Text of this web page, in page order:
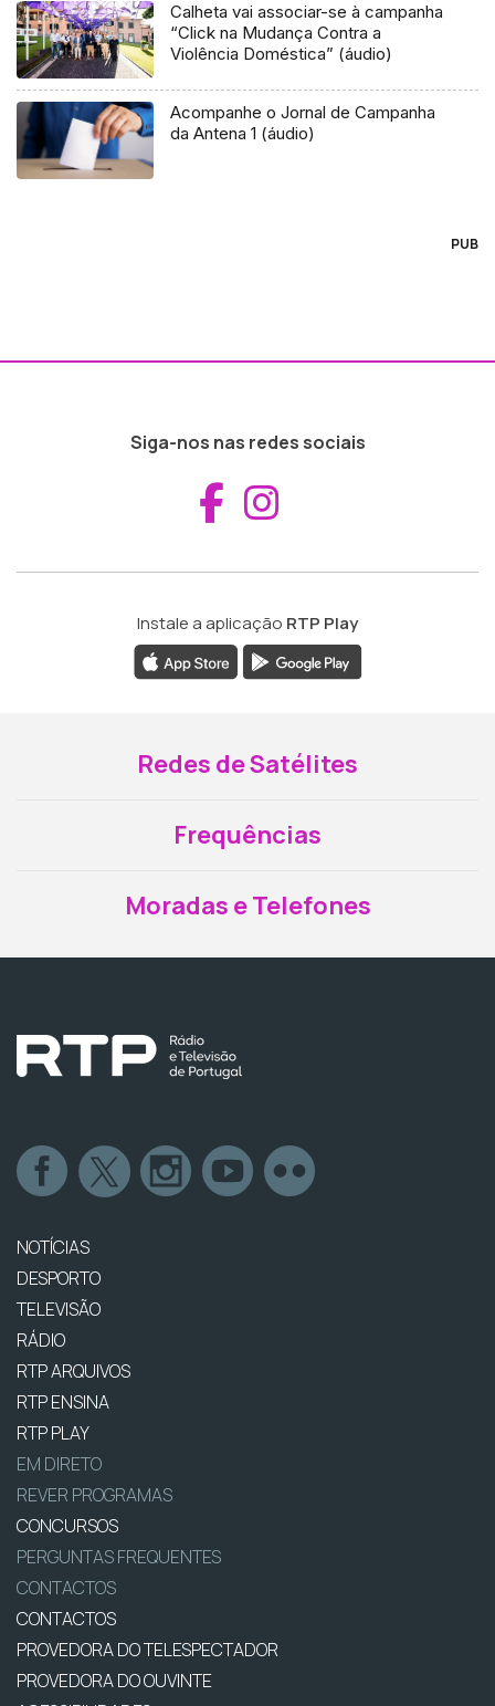
Calheta vai associar-se à campanha
“Click na Mudança Contra a
Violência Doméstica” (áudio)
Acompanhe o Jornal de Campanha
da Antena 1 (áudio)
PUB
Siga-nos nas redes sociais
Aceder ao
Instale a aplicação RTP Play
Redes de Satélites
Frequências
Moradas e Telefones
NOTÍCIAS
DESPORTO
TELEVISÃO
RÁDIO
RTP ARQUIVOS
RTP ENSINA
RTP PLAY
EM DIRETO
REVER PROGRAMAS
CONCURSOS
PERGUNTAS FREQUENTES
CONTACTOS
CONTACTOS
PROVEDORA DO TELESPECTADOR
PROVEDORA DO OUVINTE